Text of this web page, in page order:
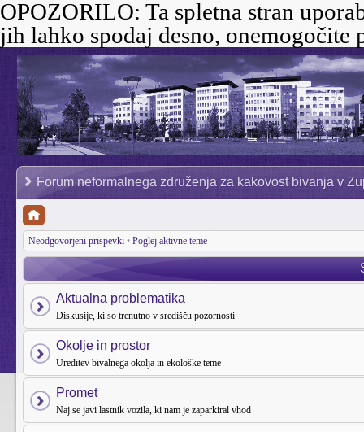
OPOZORILO: Ta spletna stran
jih lahko spodaj desno, onemogočite
Forum neformalnega združenja za kakovost bivanja v
Neodgovorjeni prispevki • Poglej aktivne teme
Aktualna problematika
Diskusije, ki so trenutno v središču pozornosti
Okolje in prostor
Ureditev bivalnega okolja in ekološke teme
Promet
Naj se javi lastnik vozila, ki nam je zaparkiral vhod